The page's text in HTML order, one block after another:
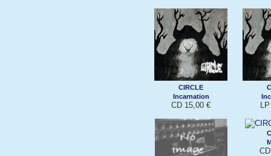
CIRCLE
Incarnation
CD 15,00 €